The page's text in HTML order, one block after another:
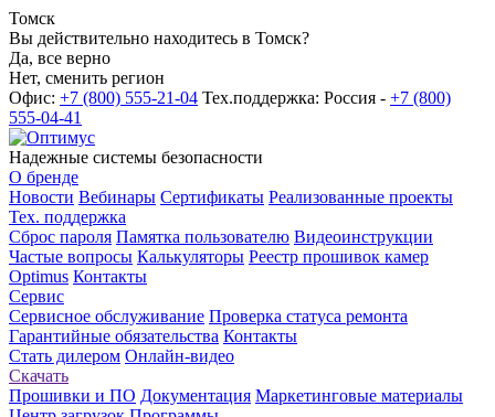
Томск
Вы действительно находитесь в Томск?
Да, все верно
Нет, сменить регион
Офис: +7 (800) 555-21-04 Тех.поддержка: Россия - +7 (800)
555-04-41
Надежные системы безопасности
О бренде
Новости Вебинары Сертификаты Реализованные проекты
Тех. поддержка
Сброс пароля Памятка пользователю Видеоинструкции
Частые вопросы Калькуляторы Реестр прошивок камер
Optimus Контакты
Сервис
Сервисное обслуживание Проверка статуса ремонта
Гарантийные обязательства Контакты
Стать дилером Онлайн-видео
Скачать
Прошивки и ПО Документация Маркетинговые материалы